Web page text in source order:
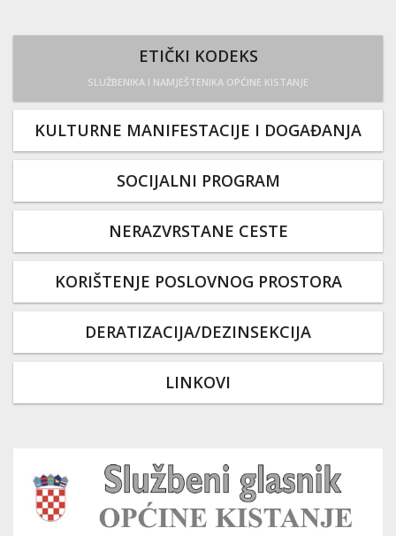
ETIČKI KODEKS
SLUŽBENIKA I NAMJEŠTENIKA OPĆINE KISTANJE
KULTURNE MANIFESTACIJE I DOGAĐANJA
SOCIJALNI PROGRAM
NERAZVRSTANE CESTE
KORIŠTENJE POSLOVNOG PROSTORA
DERATIZACIJA/DEZINSEKCIJA
LINKOVI